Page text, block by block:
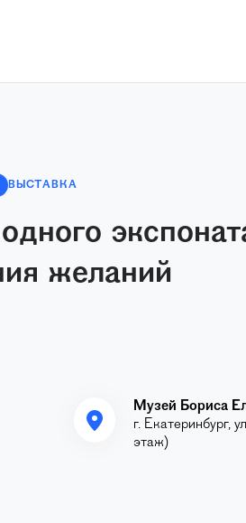
ВЫСТАВКА
желаний
Музей Бориса
г. Екатеринбург,
этаж)